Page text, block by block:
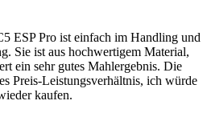
ESP Pro ist einfach im Handling und
Sie ist aus hochwertigem Material,
ein sehr gutes Mahlergebnis. Die
Preis-Leistungsverhältnis, ich würde
kaufen.